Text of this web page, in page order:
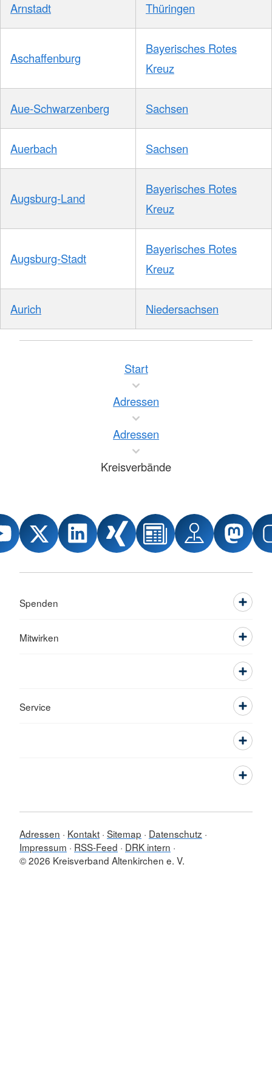
Arnstadt Thüringen
Aschaffenburg
Bayerisches Rotes
Kreuz
Aue-Schwarzenberg Sachsen
Auerbach Sachsen
Augsburg-Land
Bayerisches Rotes
Kreuz
Augsburg-Stadt
Bayerisches Rotes
Kreuz
Aurich Niedersachsen
Start
Adressen
Adressen
Kreisverbände
Spenden
Mitwirken
Service
Adressen Kontakt Sitemap
Datenschutz
Impressum
RSS-Feed
DRK intern
© 2026 Kreisverband Altenkirchen e. V.